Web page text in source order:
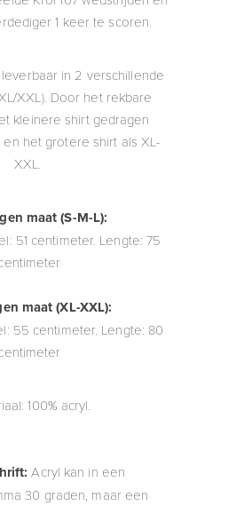
1 keer te scoren.
leverbaar in 2 verschillende
XXL). Door het rekbare
kleinere shirt gedragen
het grotere shirt als XL-
XXL.
maat (S-M-L):
51 centimeter. Lengte: 75
maat (XL-XXL):
55 centimeter. Lengte: 80
100% acryl.
Acryl kan in een
30 graden, maar een